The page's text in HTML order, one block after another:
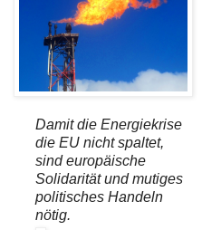
Damit die Energiekrise
die EU nicht spaltet,
sind europäische
Solidarität und mutiges
politisches Handeln
nötig.